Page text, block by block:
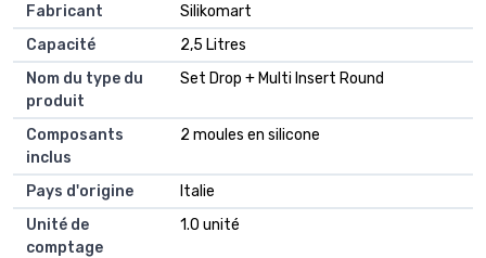
Fabricant
Silikomart
Capacité
2,5 Litres
Nom du type du
produit
Set Drop + Multi Insert Round
Composants
inclus
2 moules en silicone
Pays d'origine
Italie
Unité de
comptage
1.0 unité